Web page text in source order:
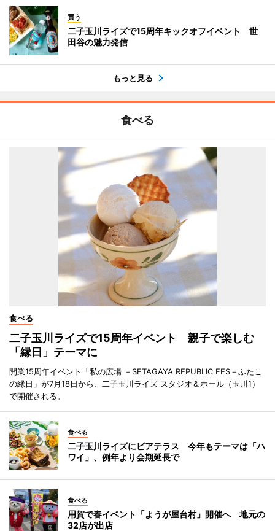
買う
二子玉川ライズで15周年キックオフイベント 世
田谷の魅力発信
もっと見る
食べる
食べる
二子玉川ライズで15周年イベント 親子で楽しむ
「縁日」テーマに
開業15周年イベント「私の広場 －SETAGAYA REPUBLIC FES－ふたこ
の縁日」が7月18日から、二子玉川ライズ スタジオ＆ホール（玉川1）
で開催される。
食べる
二子玉川ライズにビアテラス 今年もテーマは「ハ
ワイ」、例年より会期延長で
食べる
用賀で春イベント「ようが屋台村」開催へ 地元の
32店が出店